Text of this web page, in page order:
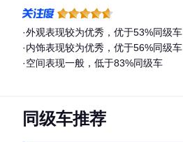
·外观表现较为优秀，优于53%同级车
·内饰表现较为优秀，优于56%同级车
·空间表现一般，低于83%同级车
同级车推荐